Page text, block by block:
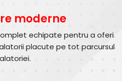
moderne
echipate pentru a oferi
placute pe tot parcursul